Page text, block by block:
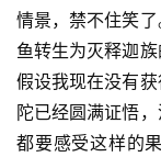
情景，禁不住笑
鱼转生为灭释迦
假设我现在没有
陀已经圆满证悟
都要感受这样的